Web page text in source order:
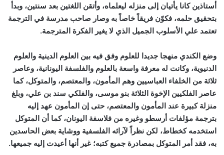
أستاذين كانا يأتيان إلى منزله ليعلماه، وأتقن اللغتين بعد سنتين، وبدأ
بتحقيق حلمه، فكوّن فريقاً خاصاً به وصار صاحب مدرسة في الترجمة
تعتمد علي الأسلوب الجميل الذي لا يغير الفكرة المترجمة.
وضع الكندي منهجا جديدا للعلوم وفق فيه بين العلوم الدينية والعلوم
الدنيوية، وكانت له معرفة واسعة بالعلوم والفلسفة اليونانية، وعاصر
ثلاثة من الخلفاء العباسيين وهم المأمون، والمعتصم، والمتوكل، كما
عاصر الفلكيين الإخوة الثلاثة بنو موسى، والفلكي سند بن علي، وبلغ
منزلة كبيرة عند المأمون والمعتصم، حتى إن المأمون عهد إليه
بترجمة مؤلفات أرسطو وغيره من فلاسفة اليونان، كما أن المتوكل
استخدمه كخطاط، لكن نظراً لآرائه الفلسفية ووشاية بعض الحاسدين
به، فقد أمر المتوكل بمصادرة جميع كتبه؛ غير أنها أعيدت إليه جميعها.